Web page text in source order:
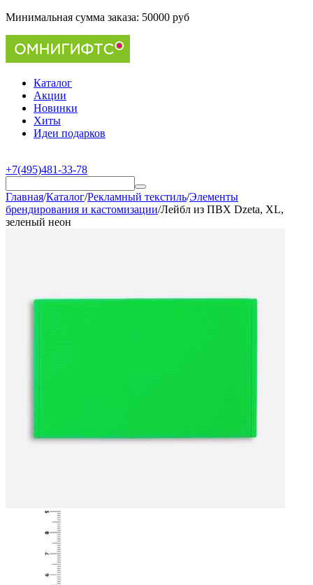
Минимальная сумма заказа: 50000 руб
Каталог
Акции
Новинки
Хиты
Идеи подарков
+7(495)481-33-78
Главная/Каталог/Рекламный текстиль/Элементы
брендирования и кастомизации/Лейбл из ПВХ Dzeta, ХL,
зеленый неон